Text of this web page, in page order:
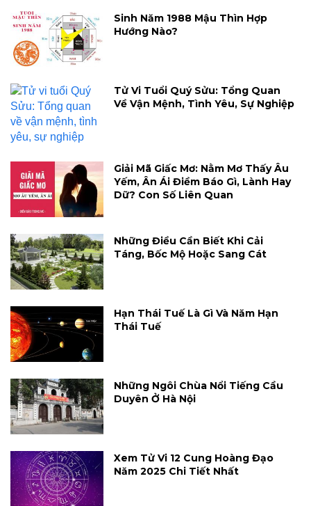
Sinh Năm 1988 Mậu Thìn Hợp
Hướng Nào?
Tử Vi Tuổi Quý Sửu: Tổng Quan
Về Vận Mệnh, Tình Yêu, Sự Nghiệp
Giải Mã Giấc Mơ: Nằm Mơ Thấy Âu
Yếm, Ân Ái Điềm Báo Gì, Lành Hay
Dữ? Con Số Liên Quan
Những Điều Cần Biết Khi Cải
Táng, Bốc Mộ Hoặc Sang Cát
Hạn Thái Tuế Là Gì Và Năm Hạn
Thái Tuế
Những Ngôi Chùa Nổi Tiếng Cầu
Duyên Ở Hà Nội
Xem Tử Vi 12 Cung Hoàng Đạo
Năm 2025 Chi Tiết Nhất